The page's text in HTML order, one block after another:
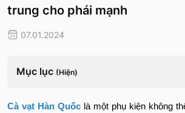
trung cho phái mạnh
07.01.2024
Mục lục (Hiện)
Cà vạt Hàn Quốc là một phụ kiện không